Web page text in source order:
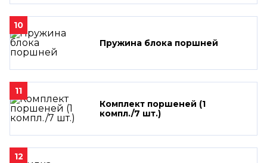
10
Пружина блока поршней
11
Комплект поршеней (1
компл./7 шт.)
12